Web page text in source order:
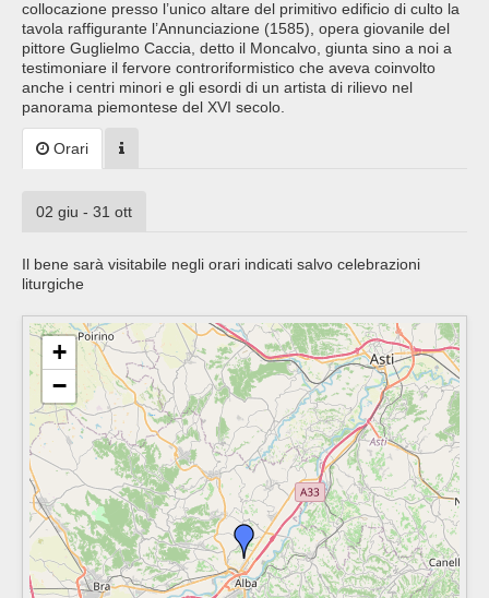
collocazione presso l’unico altare del primitivo edificio di culto la
tavola raffigurante l’Annunciazione (1585), opera giovanile del
pittore Guglielmo Caccia, detto il Moncalvo, giunta sino a noi a
testimoniare il fervore controriformistico che aveva coinvolto
anche i centri minori e gli esordi di un artista di rilievo nel
panorama piemontese del XVI secolo.
Orari
02 giu - 31 ott
Il bene sarà visitabile negli orari indicati salvo celebrazioni
liturgiche
+
−